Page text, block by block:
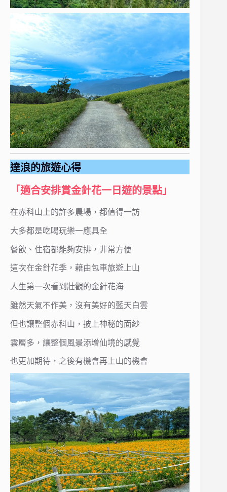
達浪的旅遊心得
「適合安排賞金針花一日遊的景點」
在赤科山上的許多農場，都值得一訪
大多都是吃喝玩樂一應具全
餐飲、住宿都能夠安排，非常方便
這次在金針花季，藉由包車旅遊上山
人生第一次看到壯觀的金針花海
雖然天氣不作美，沒有美好的藍天白雲
但也讓整個赤科山，披上神秘的面紗
雲層多，讓整個風景添增仙境的感覺
也更加期待，之後有機會再上山的機會